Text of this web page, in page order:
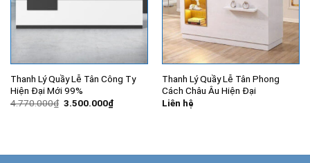
Thanh Lý Quầy Lễ Tân Công Ty
Hiện Đại Mới 99%
4.770.000₫ Giá
3.500.000₫Giá
hiện
Thanh Lý Quầy Lễ Tân Phong
Cách Châu Âu Hiện Đại
Liên hệ